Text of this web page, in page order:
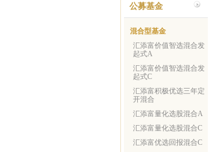
公募基金
混合型基金
汇添富价值智选混合发
起式A
汇添富价值智选混合发
起式C
汇添富积极优选三年定
开混合
汇添富量化选股混合A
汇添富量化选股混合C
汇添富优选回报混合C